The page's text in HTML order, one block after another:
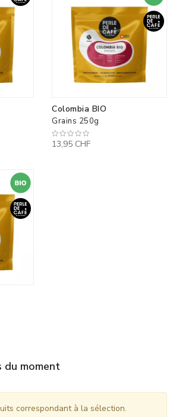
Colombia BIO
Grains 250g
13,95 CHF
du moment
correspondant à la sélection.